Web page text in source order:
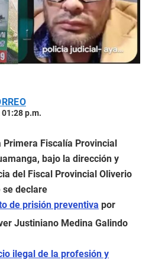
p.m.
Primera Fiscalía Provincial
bajo la dirección y
del Fiscal Provincial Oliverio
se declare
de prisión preventiva por
Justiniano Medina Galindo
ilegal de la profesión y